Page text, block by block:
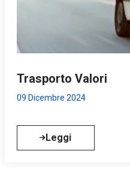
Trasporto Valori
09 Dicembre 2024
Leggi